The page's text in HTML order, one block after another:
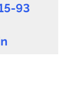
Каналов:
93